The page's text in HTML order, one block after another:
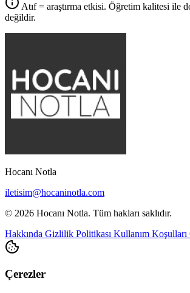
Atıf = araştırma etkisi. Öğretim kalitesi ile
değildir.
Hocanı Notla
iletisim@hocaninotla.com
© 2026 Hocanı Notla. Tüm hakları saklıdır.
Hakkında Gizlilik Politikası Kullanım Koşulları
Çerezler